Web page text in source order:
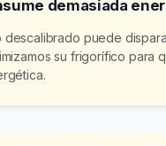
demasiada
descalibrado puede
su frigorífico para